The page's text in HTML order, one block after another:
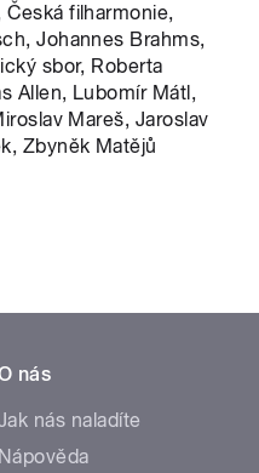
filharmonie,
Johannes Brahms,
sbor, Roberta
Allen, Lubomír Mátl,
Mareš, Jaroslav
Zbyněk Matějů
nás
nás naladíte
Nápověda